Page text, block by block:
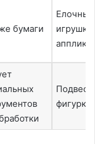
бумаги
Елочные
игрушки,
фигурки